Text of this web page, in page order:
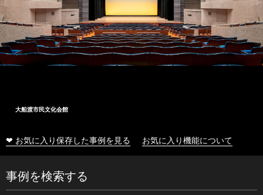
大船渡市民文化会館
❤ お気に入り保存した事例を見る お気に入り機能について
事例を検索する